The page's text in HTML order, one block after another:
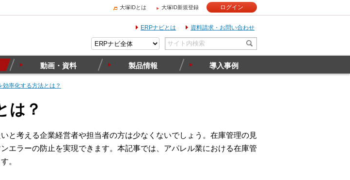
大塚IDとは 大塚ID新規登録 ログイン
ERPナビとは 資料請求・お問い合わせ
動画・資料 製品情報 導入事例
効率化する方法とは？
は？
と考える企業経営者や担当者の方は少なくないでしょう。在庫管理の見
エラーの防止を実現できます。本記事では、アパレル業における在庫管
。